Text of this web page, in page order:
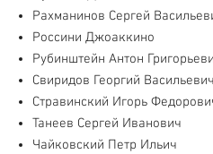
Рахманинов Сергей
Россини Джоаккино
Рубинштейн Антон
Свиридов Георгий Васильевич
Стравинский Игорь
Танеев Сергей Иванович
Чайковский Петр Ильич